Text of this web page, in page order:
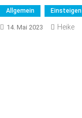
Allgemein Einsteigen
14. Mai 2023 Heike